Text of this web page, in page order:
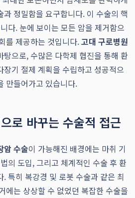
정밀함을 요구합니다. 이 수술의 핵
다. 눈에 보이는 모든 암을 제거함으
를 제공하는 것입니다.고대 구로병원
으로, 수많은 다학제 협진을 통해 환
기 절제 계획을 수립하고 성공적으
만들어가고 있습니다.
로 바꾸는 수술적 접근
암 수술이 가능해진 배경에는 마취 기
의 도입, 그리고 체계적인 수술 후 환
특히 복강경 및 로봇 수술과 같은 최
에는 상상할 수 없었던 복잡한 수술을